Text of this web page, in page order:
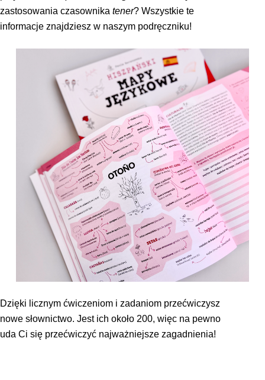
zastosowania czasownika tener? Wszystkie te
informacje znajdziesz w naszym podręczniku!
Dzięki licznym ćwiczeniom i zadaniom przećwiczysz
nowe słownictwo. Jest ich około 200, więc na pewno
uda Ci się przećwiczyć najważniejsze zagadnienia!